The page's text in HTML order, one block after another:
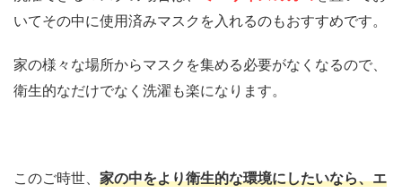
いてその中に使用済みマスクを入れるのもおすすめです。
家の様々な場所からマスクを集める必要がなくなるので、
衛生的なだけでなく洗濯も楽になります。
このご時世、 家の中をより衛生的な環境にしたいなら、エ